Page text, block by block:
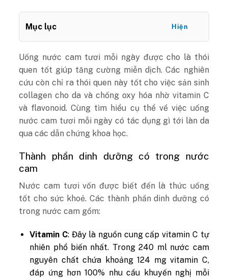
Mục lục Hiện
Uống nước cam tươi mỗi ngày được cho là thói
quen tốt giúp tăng cường miễn dịch. Các nghiên
cứu còn chỉ ra thói quen này tốt cho việc sản sinh
collagen cho da và chống oxy hóa nhờ vitamin C
và flavonoid. Cùng tìm hiểu cụ thể về việc uống
nước cam tươi mỗi ngày có tác dụng gì tới làn da
qua các dẫn chứng khoa học.
Thành phần dinh dưỡng có trong nước
cam
Nước cam tươi vốn được biết đến là thức uống
tốt cho sức khoẻ. Các thành phần dinh dưỡng có
trong nước cam gồm:
Vitamin C: Đây là nguồn cung cấp vitamin C tự
nhiên phổ biến nhất. Trong 240 ml nước cam
nguyên chất chứa khoảng 124 mg vitamin C,
đáp ứng hơn 100% nhu cầu khuyến nghị mỗi